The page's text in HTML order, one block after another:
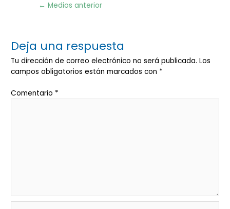
Navegación
← Medios anterior
Deja una respuesta
Tu dirección de correo electrónico no será publicada. Los
campos obligatorios están marcados con *
Comentario *